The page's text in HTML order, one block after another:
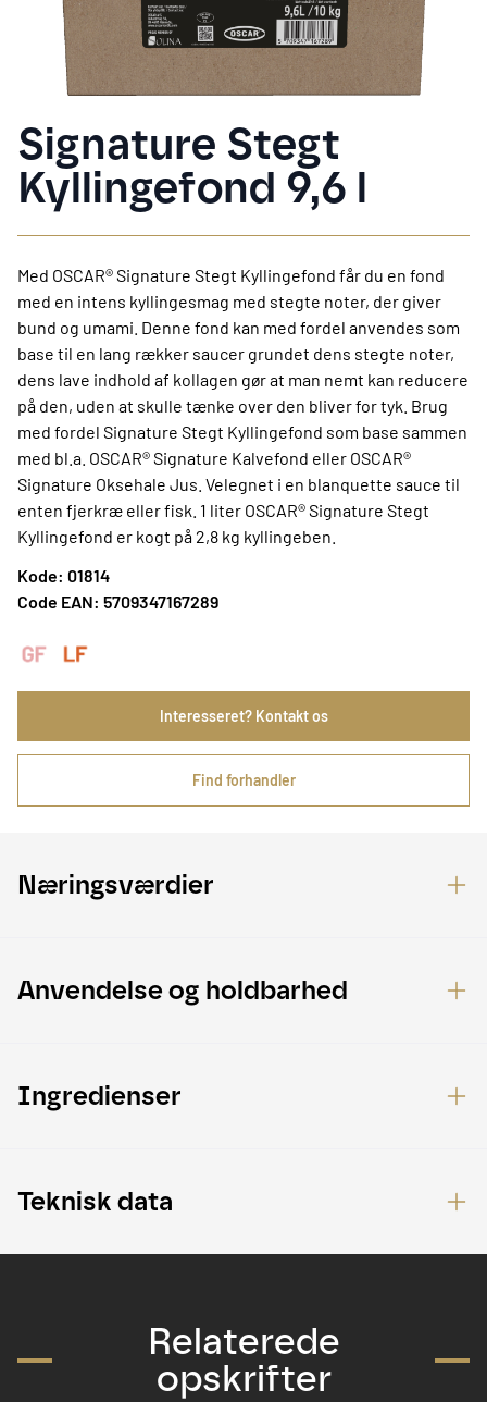
Signature Stegt
Kyllingefond 9,6 l
Med OSCAR® Signature Stegt Kyllingefond får du en fond
med en intens kyllingesmag med stegte noter, der giver
bund og umami. Denne fond kan med fordel anvendes som
base til en lang rækker saucer grundet dens stegte noter,
dens lave indhold af kollagen gør at man nemt kan reducere
på den, uden at skulle tænke over den bliver for tyk. Brug
med fordel Signature Stegt Kyllingefond som base sammen
med bl.a. OSCAR® Signature Kalvefond eller OSCAR®
Signature Oksehale Jus. Velegnet i en blanquette sauce til
enten fjerkræ eller fisk. 1 liter OSCAR® Signature Stegt
Kyllingefond er kogt på 2,8 kg kyllingeben.
Kode: 01814
Code EAN: 5709347167289
Interesseret? Kontakt os
Find forhandler
Næringsværdier
Anvendelse og holdbarhed
Ingredienser
Teknisk data
Relaterede
opskrifter